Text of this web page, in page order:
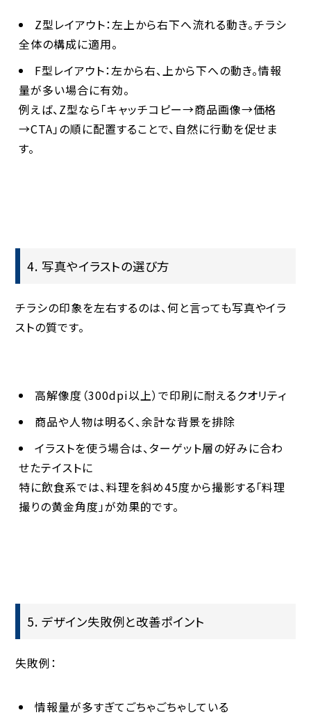
Z型レイアウト：左上から右下へ流れる動き。チラシ
全体の構成に適用。
F型レイアウト：左から右、上から下への動き。情報
量が多い場合に有効。
例えば、Z型なら「キャッチコピー→商品画像→価格
→CTA」の順に配置することで、自然に行動を促せま
す。
4. 写真やイラストの選び方
チラシの印象を左右するのは、何と言っても写真やイラ
ストの質です。
高解像度（300dpi以上）で印刷に耐えるクオリティ
商品や人物は明るく、余計な背景を排除
イラストを使う場合は、ターゲット層の好みに合わ
せたテイストに
特に飲食系では、料理を斜め45度から撮影する「料理
撮りの黄金角度」が効果的です。
5. デザイン失敗例と改善ポイント
失敗例：
情報量が多すぎてごちゃごちゃしている